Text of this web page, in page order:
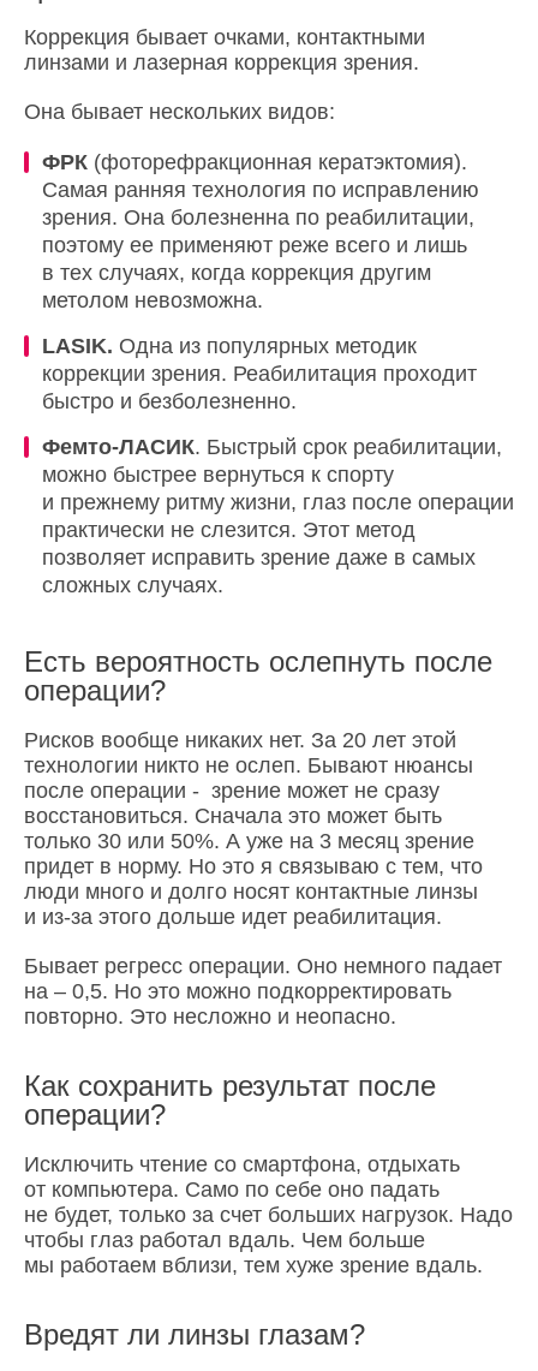
Коррекция бывает очками, контактными
линзами и лазерная коррекция зрения.
Она бывает нескольких видов:
ФРК (фоторефракционная кератэктомия).
Самая ранняя технология по исправлению
зрения. Она болезненна по реабилитации,
поэтому ее применяют реже всего и лишь
в тех случаях, когда коррекция другим
метолом невозможна.
LASIK. Одна из популярных методик
коррекции зрения. Реабилитация проходит
быстро и безболезненно.
Фемто-ЛАСИК. Быстрый срок реабилитации,
можно быстрее вернуться к спорту
и прежнему ритму жизни, глаз после операции
практически не слезится. Этот метод
позволяет исправить зрение даже в самых
сложных случаях.
Есть вероятность ослепнуть после
операции?
Рисков вообще никаких нет. За 20 лет этой
технологии никто не ослеп. Бывают нюансы
после операции - зрение может не сразу
восстановиться. Сначала это может быть
только 30 или 50%. А уже на 3 месяц зрение
придет в норму. Но это я связываю с тем, что
люди много и долго носят контактные линзы
и из-за этого дольше идет реабилитация.
Бывает регресс операции. Оно немного падает
на – 0,5. Но это можно подкорректировать
повторно. Это несложно и неопасно.
Как сохранить результат после
операции?
Исключить чтение со смартфона, отдыхать
от компьютера. Само по себе оно падать
не будет, только за счет больших нагрузок. Надо
чтобы глаз работал вдаль. Чем больше
мы работаем вблизи, тем хуже зрение вдаль.
Вредят ли линзы глазам?